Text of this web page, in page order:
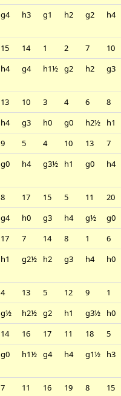
g4 h3 g1 h2 g2 h4
15 14 1 2 7
10
h4 g4 h1½ g2 h2 g3
13 10 3 4 6
8
h4 g3 h0 g0 h2½
h1
9
5 4 10 13
7
g0 h4 g3½ h1 g0 h4
8 17 15 5 11
20
g4 h0 g3 h4 g½
g0
17
7 14 8 1
6
h1 g2½ h2 g3 h4 h0
4 13 5 12 9
1
g½ h2½ g2 h1 g3½
h0
14
16 17 11 18
5
g0 h1½ g4 h4 g1½ h3
7 11 16 19 8
15